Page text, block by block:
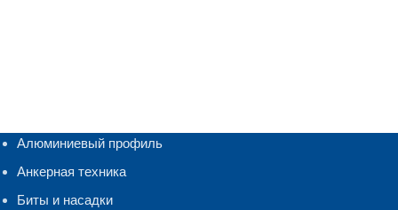
Алюминиевый профиль
Анкерная техника
Биты и насадки